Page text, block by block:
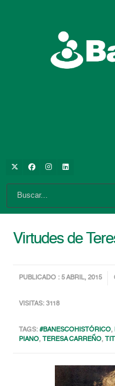
Virtudes de
PUBLICADO : 5 ABRIL, 2015
VISITAS: 3118
TAGS:#BANESCOHISTÓRICO,
PIANO, TERESA CARREÑO,